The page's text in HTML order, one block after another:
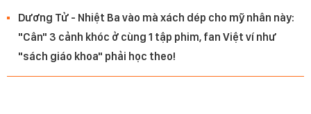
Dương Tử - Nhiệt Ba vào mà xách dép cho mỹ nhân này:
"Cân" 3 cảnh khóc ở cùng 1 tập phim, fan Việt ví như
"sách giáo khoa" phải học theo!